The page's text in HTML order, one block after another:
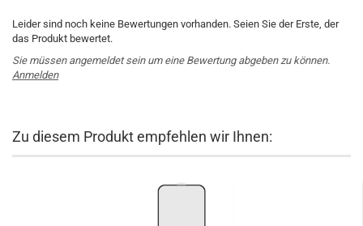
Leider sind noch keine Bewertungen vorhanden. Seien Sie der Erste, der
das Produkt bewertet.
Sie müssen angemeldet sein um eine Bewertung abgeben zu können.
Anmelden
Zu diesem Produkt empfehlen wir Ihnen: